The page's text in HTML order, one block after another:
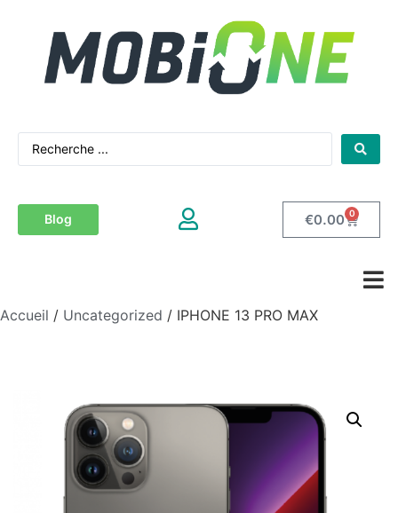
Blog €0.00 0
Accueil / Uncategorized / IPHONE 13 PRO MAX